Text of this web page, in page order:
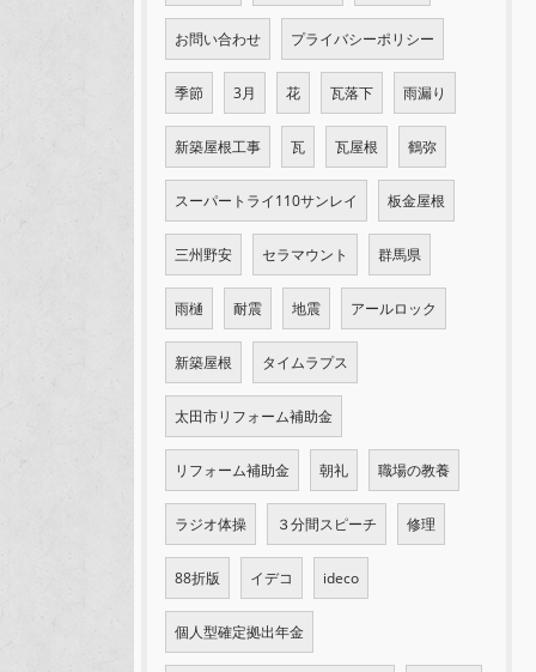
お問い合わせ プライバシーポリシー
季節 3月 花 瓦落下 雨漏り
新築屋根工事 瓦 瓦屋根 鶴弥
スーパートライ110サンレイ 板金屋根
三州野安 セラマウント 群馬県
雨樋 耐震 地震 アールロック
新築屋根 タイムラプス
太田市リフォーム補助金
リフォーム補助金 朝礼 職場の教養
ラジオ体操 ３分間スピーチ 修理
88折版 イデコ ideco
個人型確定拠出年金